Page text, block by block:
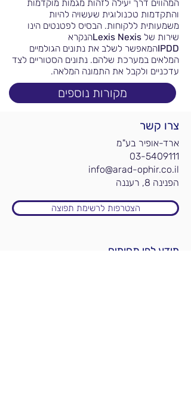
המהווים דרך יעילה לזהות מגמות מוקדמות
והתקדמות טכנולוגית שעשויה להיות
משמעותית ללקוחות. הבסיס לפטנטים הינו
שירות של
Lexis Nexis
הנקרא
IPDDהמאפשר לשלב את נתונים הגולמיים
המלאים במערכת שלהם. נתונים הסטוריים לצד
עדכניים ולקבל את התמונה המלאה.
מקורות נוספים
צרו קשר
ארד-אופיר בע"מ
03-5409111
info@arad-ophir.co.il
הפנינה 8, רעננה
הצטרפות לרשימת תפוצה
מידע לפי תחומים